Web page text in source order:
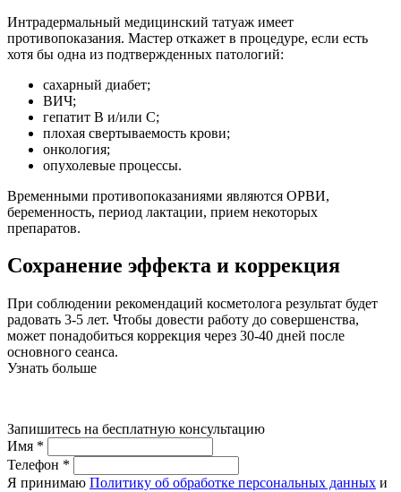
Интрадермальный медицинский татуаж имеет
противопоказания. Мастер откажет в процедуре, если есть
хотя бы одна из подтвержденных патологий:
сахарный диабет;
ВИЧ;
гепатит В и/или С;
плохая свертываемость крови;
онкология;
опухолевые процессы.
Временными противопоказаниями являются ОРВИ,
беременность, период лактации, прием некоторых
препаратов.
Сохранение эффекта и коррекция
При соблюдении рекомендаций косметолога результат будет
радовать 3-5 лет. Чтобы довести работу до совершенства,
может понадобиться коррекция через 30-40 дней после
основного сеанса.
Узнать больше
Запишитесь на бесплатную консультацию
Имя *
Телефон *
Я принимаю Политику об обработке персональных данных и